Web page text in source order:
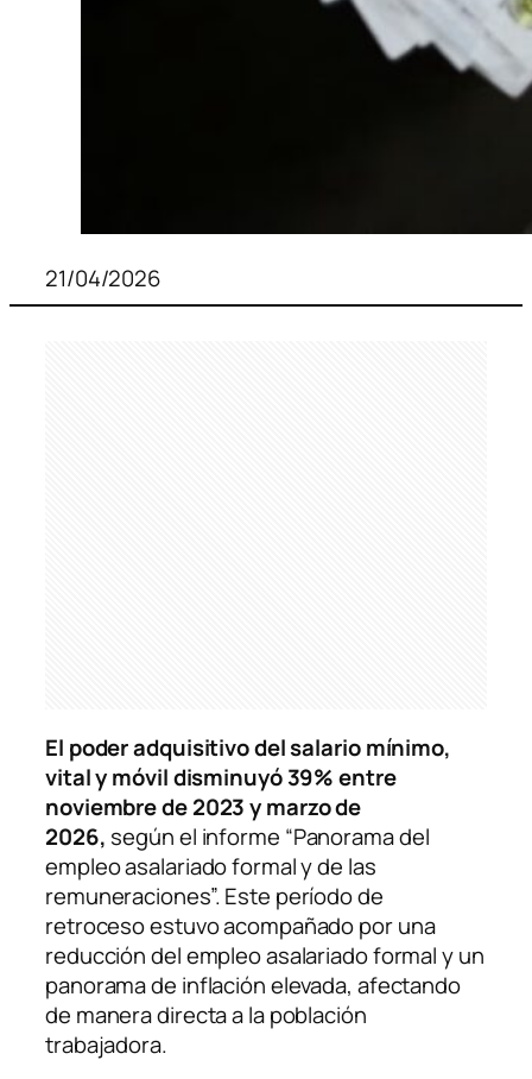
21/04/2026
El poder adquisitivo del salario mínimo,
vital y móvil disminuyó 39% entre
noviembre de 2023 y marzo de
2026, según el informe “Panorama del
empleo asalariado formal y de las
remuneraciones”. Este período de
retroceso estuvo acompañado por una
reducción del empleo asalariado formal y un
panorama de inflación elevada, afectando
de manera directa a la población
trabajadora.